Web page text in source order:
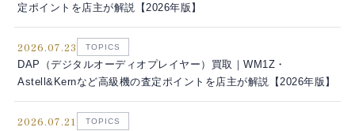
定ポイントを店主が解説【2026年版】
2026.07.23 TOPICS
DAP（デジタルオーディオプレイヤー）買取｜WM1Z・
Astell&Kernなど高級機の査定ポイントを店主が解説【2026年版】
2026.07.21 TOPICS